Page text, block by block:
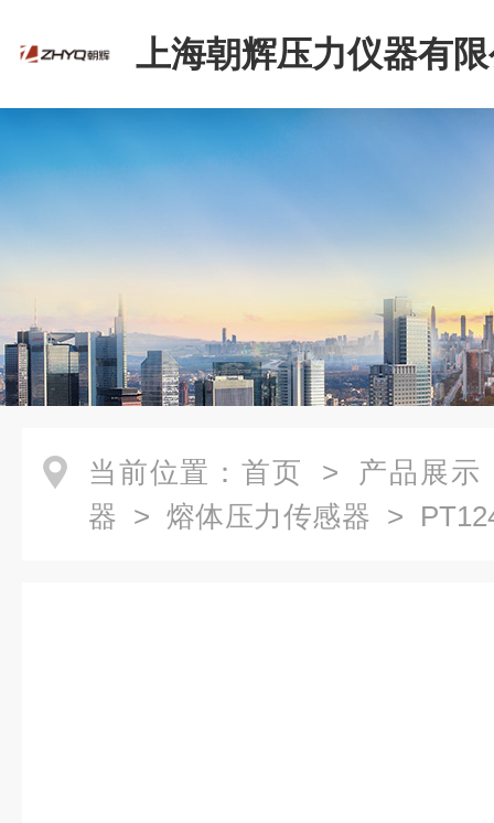
上海朝辉压力仪器有
当前位置： 首页 > 产品展示
器 > 熔体压力传感器 >